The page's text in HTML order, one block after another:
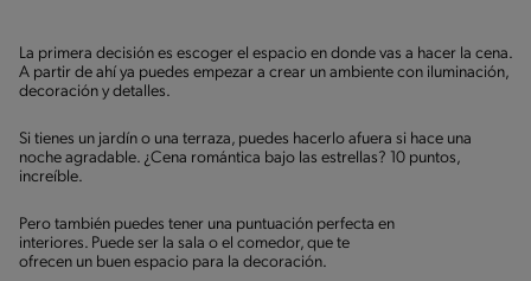
La primera decisión es escoger el espacio en donde vas a hacer la cena.
A partir de ahí ya puedes empezar a crear un ambiente con iluminación,
decoración y detalles.
Si tienes un jardín o una terraza, puedes hacerlo afuera si hace una
noche agradable. ¿Cena romántica bajo las estrellas? 10 puntos,
increíble.
Pero también puedes tener una puntuación perfecta en
interiores. Puede ser la sala o el comedor, que te
ofrecen un buen espacio para la decoración.